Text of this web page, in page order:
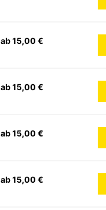
ab 15,00 €
ab 15,00 €
ab 15,00 €
ab 15,00 €